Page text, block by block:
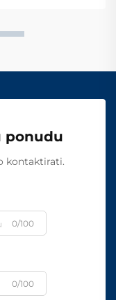
ponudu
kontaktirati.
0/100
0/100